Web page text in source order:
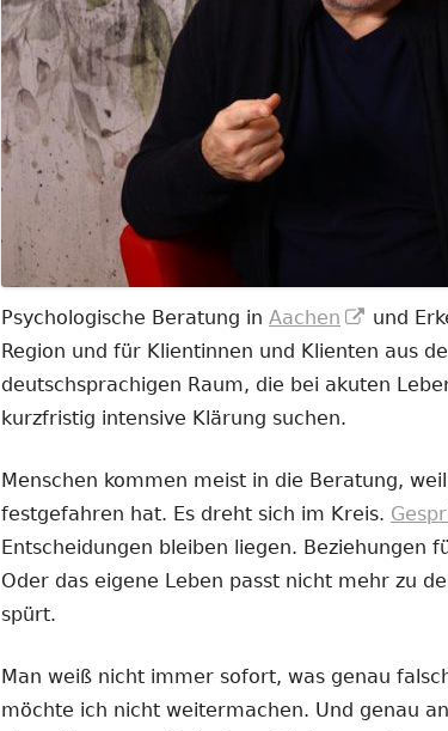
Psychologische Beratung in Aachen
In
neuem
Fenster
und
Region und für Klientinnen und Klienten aus
deutschsprachigen Raum, die bei akuten
kurzfristig intensive Klärung suchen.
Menschen kommen meist in die Beratung,
festgefahren hat. Es dreht sich im Kreis.
Entscheidungen bleiben liegen. Beziehungen
Oder das eigene Leben passt nicht mehr zu
spürt.
Man weiß nicht immer sofort, was genau
möchte ich nicht weitermachen. Und genau